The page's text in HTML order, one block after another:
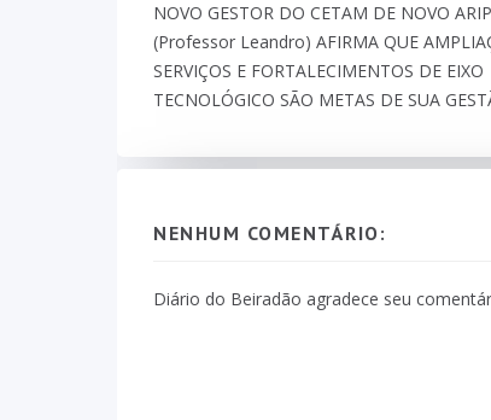
NOVO GESTOR DO CETAM DE NOVO
(Professor Leandro) AFIRMA QUE
SERVIÇOS E FORTALECIMENTOS DE EIXO
TECNOLÓGICO SÃO METAS DE SUA
NENHUM COMENTÁRIO:
Diário do Beiradão agradece seu